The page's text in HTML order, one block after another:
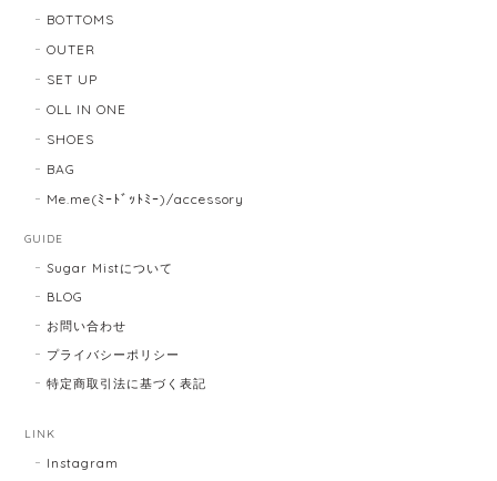
BOTTOMS
OUTER
SET UP
OLL IN ONE
SHOES
BAG
Me.me(ﾐｰﾄﾞｯﾄﾐｰ)/accessory
GUIDE
Sugar Mistについて
BLOG
お問い合わせ
プライバシーポリシー
特定商取引法に基づく表記
LINK
Instagram